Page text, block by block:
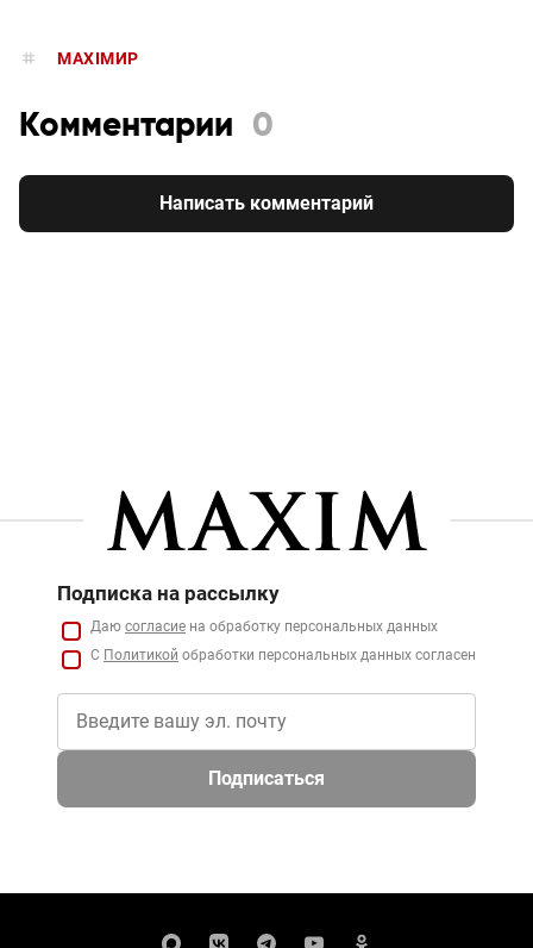
MAXIMИР
Комментарии 0
Написать комментарий
Подписка на рассылку
Даю согласие на обработку персональных данных
С Политикой обработки персональных данных согласен
Подписаться